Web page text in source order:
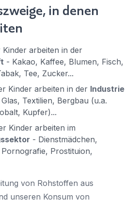
in denen
arbeiten in der
- Kakao, Kaffee, Blumen, Fisch,
Tee, Zucker...
Kinder arbeiten in der Industrie
Textilien, Bergbau (u.a.
Kupfer)...
Kinder arbeiten im
- Dienstmädchen,
Prostituion,
von Rohstoffen aus
unseren Konsum von
Senden
Registrieren
eines neuen Passwort wird an deine
Adresse gesendet.
um sich anzumelden